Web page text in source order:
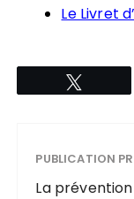
Le Livret
PUBLICATION
La